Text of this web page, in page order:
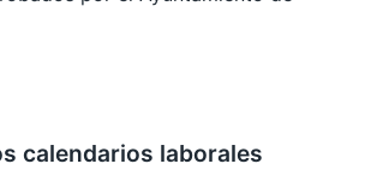
calendarios laborales